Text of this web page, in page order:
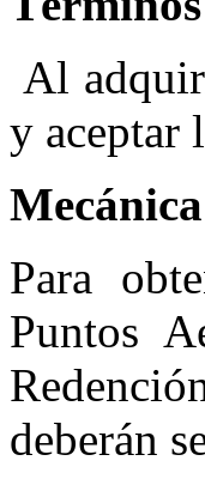
Al
y aceptar
Mecánica
Para
Puntos
deberán